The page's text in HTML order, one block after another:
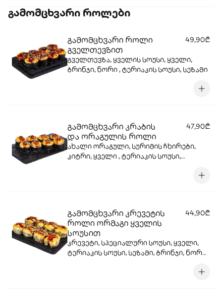
გამომცხვარი როლები
გამომცხვარი როლი
გველთევზით
49,90₾
გველთევზა, ყველის სოუსი, ყველი,
ბრინჯი, ნორი , ტერიაკის სოუსი, სეზამი
გამომცხვარი კრაბის
და ორაგულის როლი
47,90₾
ახალი ორაგული, სურიმის ჩხირები,
კიტრი, ყველი , ტერიაკის სოუსი,
გამომცხვარი კრევეტის
როლი ორმაგი ყველის
სოუსით
44,90₾
კრევეტი, სპეციალური სოუსი, ყველი,
ტერიაკის სოუსი, სეზამი, ბრინჯი, ნორი,